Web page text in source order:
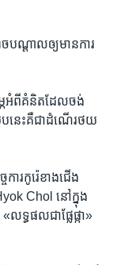
បណ្ដាល​ឲ្យ​មាន​ការ​
ភ​អំពី​គំនិត​ដែល​ចង់​
ប​នេះ​គឺ​ជា​ដំណើរ​ថយ​
រ​កូរ៉េ​ខាង​ជើង
Chol នៅ​ក្នុង​
ទ្ធផល​ជា​ផ្លែផ្កា»